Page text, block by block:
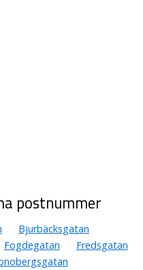
postnummer
Bjurbäcksgatan
Fogdegatan
Fredsgatan